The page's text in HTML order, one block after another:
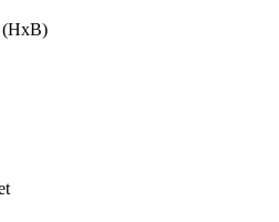
(HxB)